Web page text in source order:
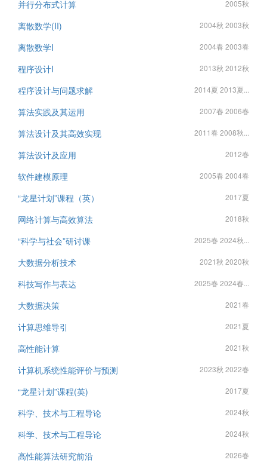
并行分布式计算 2005秋
离散数学(II) 2004秋 2003秋
离散数学I 2004春 2003春
程序设计I 2013秋 2012秋
程序设计与问题求解 2014夏 2013夏...
算法实践及其运用 2007春 2006春
算法设计及其高效实现 2011春 2008秋...
算法设计及应用 2012春
软件建模原理 2005春 2004春
“龙星计划”课程（英） 2017夏
网络计算与高效算法 2018秋
“科学与社会”研讨课 2025春 2024秋...
大数据分析技术 2021秋 2020秋
科技写作与表达 2025春 2024春...
大数据决策 2021春
计算思维导引 2021夏
高性能计算 2021秋
计算机系统性能评价与预测 2023秋 2022春
“龙星计划”课程(英) 2017夏
科学、技术与工程导论 2024秋
科学、技术与工程导论 2024秋
高性能算法研究前沿 2026春